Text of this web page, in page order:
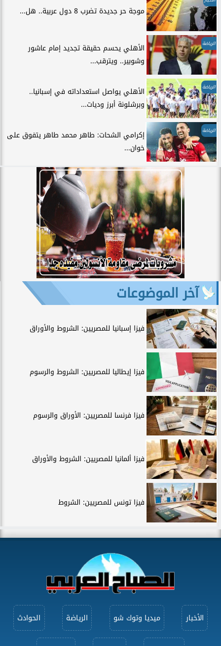
موجة حر جديدة تضرب 8 دول عربية.. هل...
الرياضة
الأهلي يحسم حقيقة تجديد إمام عاشور
وشوبير.. ويترقب...
الرياضة
الأهلي يواصل استعداداته في إسبانيا..
وبرشلونة أبرز وديات...
الرياضة
إكرامي الشحات: طاهر محمد طاهر يتفوق على
خوان...
آخر الموضوعات
فيزا إسبانيا للمصريين: الشروط والأوراق
فيزا إيطاليا للمصريين: الشروط والرسوم
فيزا فرنسا للمصريين: الأوراق والرسوم
فيزا ألمانيا للمصريين: الشروط والأوراق
فيزا تونس للمصريين: الشروط
الأخبار ميديا وتوك شو الرياضة الحوادث